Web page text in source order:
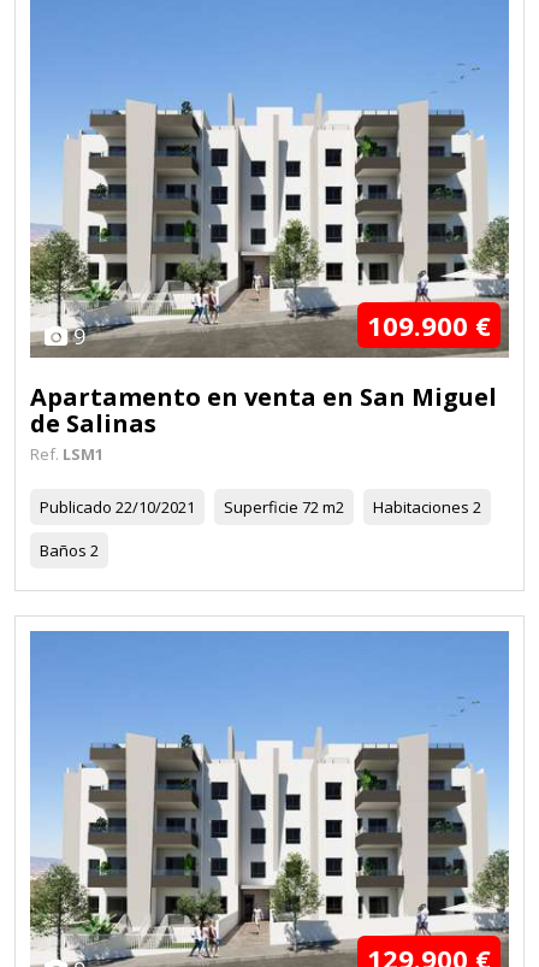
9 109.900 €
Apartamento en venta en San Miguel
de Salinas
Ref. LSM1
Publicado 22/10/2021 Superficie 72 m2 Habitaciones 2
Baños 2
129.900 €